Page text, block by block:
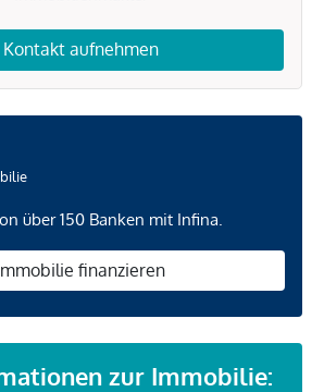
Kontakt aufnehmen
über 150 Banken mit Infina.
finanzieren
zur Immobilie: